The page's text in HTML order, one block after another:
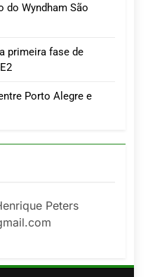
do Wyndham São
primeira fase de
Porto Alegre e
Peters